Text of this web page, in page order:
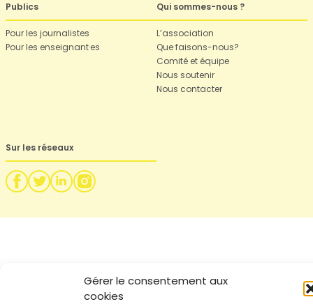
Gérer le consentement aux
cookies
Publics
Pour les journalistes
Pour les enseignant·es
Qui sommes-nous ?
L’association
Que faisons-nous?
Comité et équipe
Nous soutenir
Nous contacter
Sur les réseaux